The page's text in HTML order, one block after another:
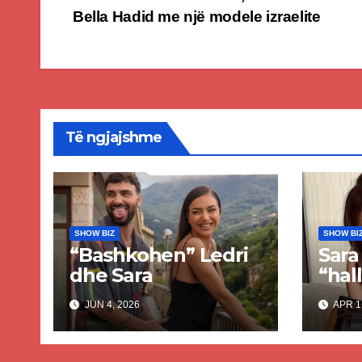
navigation
Bella Hadid me një modele izraelite
Të ngjajshme
SHOW BIZ
“Bashkohen” Ledri
dhe Sara
JUN 4, 2026
SHOW
verë
APR